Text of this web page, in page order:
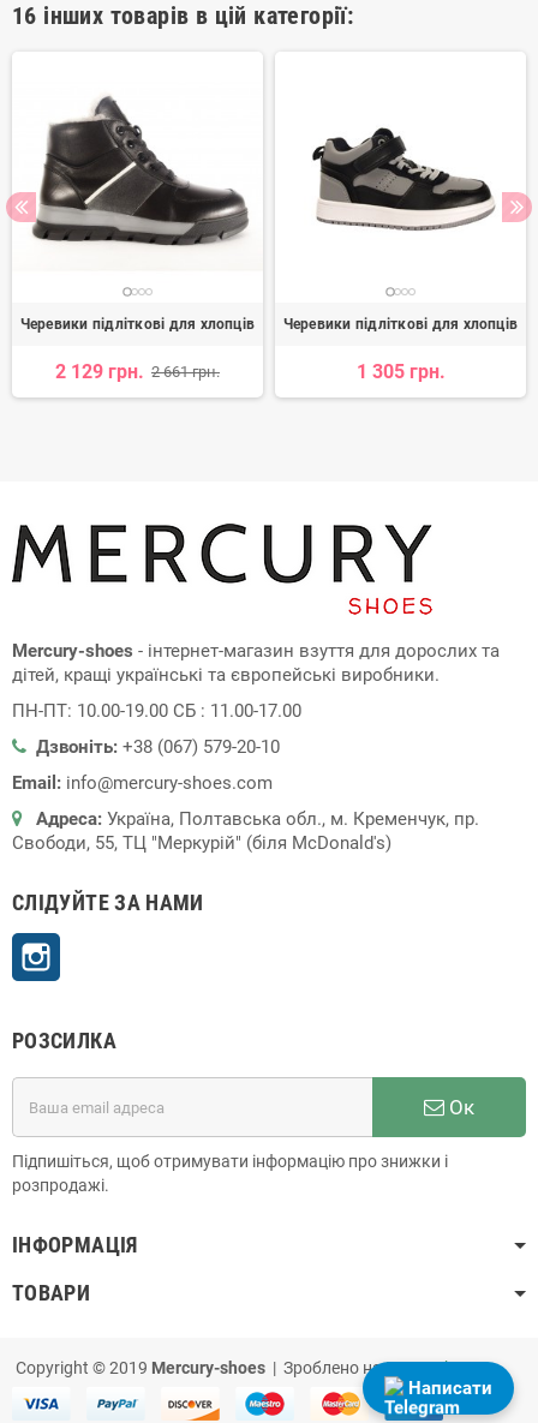
16 інших товарів в цій категорії:
Черевики підліткові для хлопців
2 129 грн. 2 661 грн.
Черевики підліткові для хлопців
1 305 грн.
Mercury-shoes - інтернет-магазин взуття для дорослих та
дітей, кращі українські та європейські виробники.
ПН-ПТ: 10.00-19.00 СБ : 11.00-17.00
Дзвоніть: +38 (067) 579-20-10
Email: info@mercury-shoes.com
Адреса: Україна, Полтавська обл., м. Кременчук, пр.
Свободи, 55, ТЦ "Меркурій" (біля McDonald's)
СЛІДУЙТЕ ЗА НАМИ
РОЗСИЛКА
Ок
Підпишіться, щоб отримувати інформацію про знижки і
розпродажі.
ІНФОРМАЦІЯ
ТОВАРИ
Copyright © 2019 Mercury-shoes | Зроблено наPrestaShop
Написати